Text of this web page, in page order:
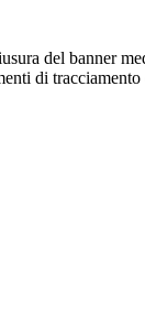
del banner
di